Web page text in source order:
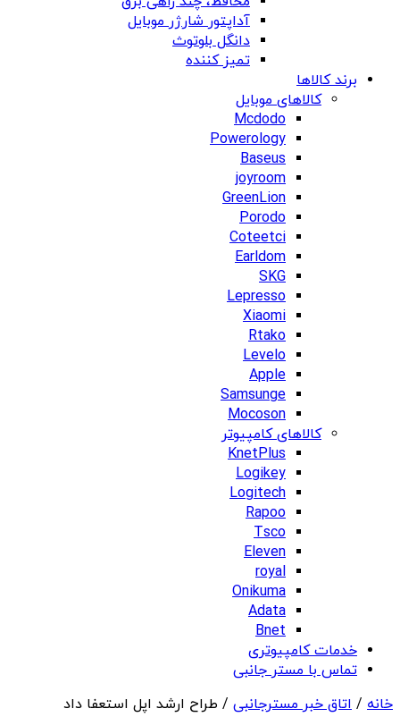
آداپتور شارژر موبایل
دانگل بلوتوث
تمیز کننده
برند کالاها
کالاهای موبایل
Mcdodo
Powerology
Baseus
joyroom
GreenLion
Porodo
Coteetci
Earldom
SKG
Lepresso
Xiaomi
Rtako
Levelo
Apple
Samsunge
Mocoson
کالاهای کامپیوتر
KnetPlus
Logikey
Logitech
Rapoo
Tsco
Eleven
royal
Onikuma
Adata
Bnet
خدمات کامپیوتری
تماس با مستر جانبی
خانه / اتاق خبر مسترجانبی / طراح ارشد اپل استعفا داد